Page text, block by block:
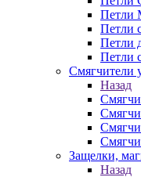
Петли
Петли
Петли
Петли
Смягчители
Назад
Защелки,
Назад